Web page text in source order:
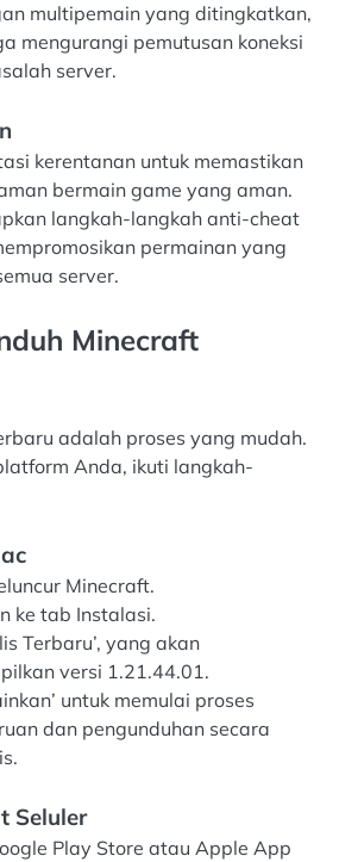
multipemain yang ditingkatkan,
mengurangi pemutusan koneksi
server.
kerentanan untuk memastikan
bermain game yang aman.
langkah-langkah anti-cheat
permainan yang
server.
Minecraft
adalah proses yang mudah.
Anda, ikuti langkah-
Minecraft.
ke tab Instalasi.
Terbaru’, yang akan
versi 1.21.44.01.
untuk memulai proses
dan pengunduhan secara
Seluler
Play Store atau Apple App